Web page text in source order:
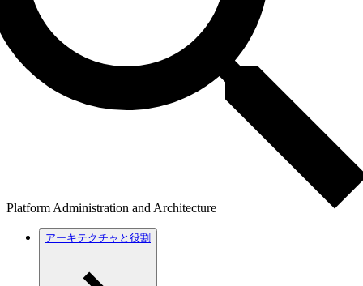
Platform Administration and Architecture
アーキテクチャと役割